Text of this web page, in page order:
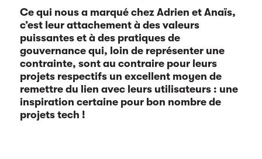
Ce qui nous a marqué chez Adrien et Anaïs,
c’est leur attachement à des valeurs
puissantes et à des pratiques de
gouvernance qui, loin de représenter une
contrainte, sont au contraire pour leurs
projets respectifs un excellent moyen de
remettre du lien avec leurs utilisateurs : une
inspiration certaine pour bon nombre de
projets tech !